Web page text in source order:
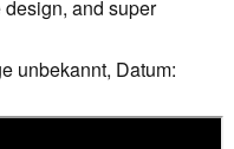
and super
unbekannt, Datum: